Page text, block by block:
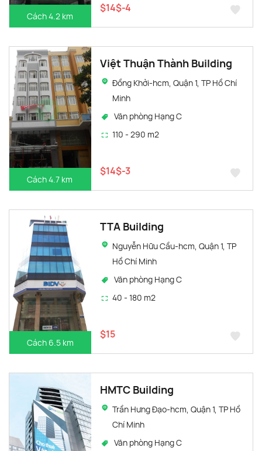
Cách 4.2 km
$14$-4
Cách 4.7 km
Việt Thuận Thành Building
Đồng Khởi-hcm, Quận 1, TP Hồ Chí
Minh
Văn phòng Hạng C
110 - 290 m2
$14$-3
Cách 6.5 km
TTA Building
Nguyễn Hữu Cầu-hcm, Quận 1, TP
Hồ Chí Minh
Văn phòng Hạng C
40 - 180 m2
$15
HMTC Building
Trần Hưng Đạo-hcm, Quận 1, TP Hồ
Chí Minh
Văn phòng Hạng C